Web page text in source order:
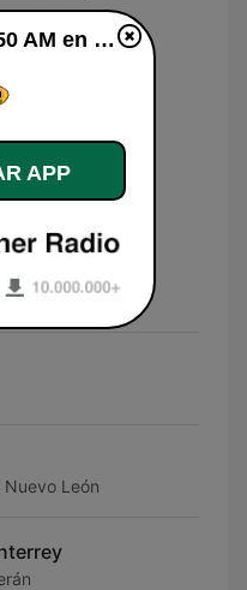
1050 AM:
días
León
La Ranchera 1050 AM en vivo
APP